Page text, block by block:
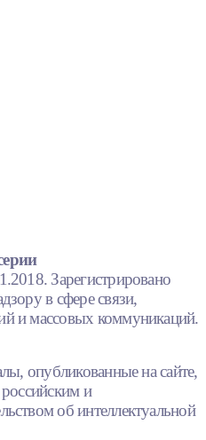
Зарегистрировано
в сфере связи,
и массовых коммуникаций.
опубликованные на сайте,
и
об интеллектуальной